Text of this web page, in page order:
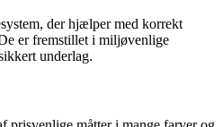
der hjælper med korrekt
er fremstillet i miljøvenlige
underlag.